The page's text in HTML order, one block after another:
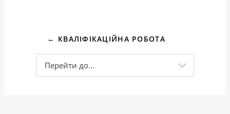
← КВАЛІФІКАЦІЙНА РОБОТА
Перейти до...